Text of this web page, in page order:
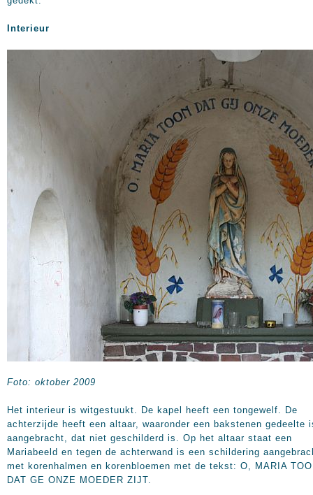
Interieur
Foto: oktober 2009
Het interieur is witgestuukt. De kapel heeft een tongewelf. De
achterzijde heeft een altaar, waaronder een bakstenen gedeelte
aangebracht, dat niet geschilderd is. Op het altaar staat een
Mariabeeld en tegen de achterwand is een schildering
met korenhalmen en korenbloemen met de tekst: O, MARIA
DAT GE ONZE MOEDER ZIJT.